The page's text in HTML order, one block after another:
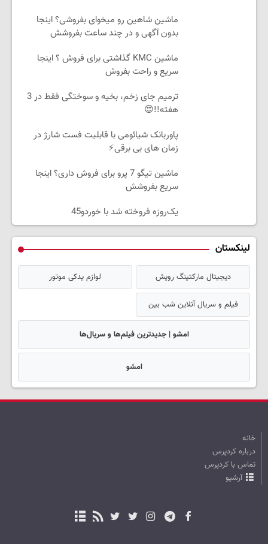
ماشین شاهین رو میخوای بفروشی؟ اینجا
بدون آگهی و در چند ساعت بفروشش
ماشین KMC گذاشتی برای فروش ؟ اینجا
سریع و راحت بفروش
ترمیم جای زخم، بخیه و سوختگی فقط در 3
هفته!!😍
پاوربانک شیائومی با قابلیت فست شارژ در
زمان های بی برقی⚡
ماشین تیگو 7 پرو برای فروش داری؟ اینجا
سریع بفروشش
یک‌روزه فروخته شد با خوردو45
لینکستان
دیجیتال مارکتینگ رویش لوازم یدکی موتور
فیلم و سریال آنلاین شب بین
امشو | جدیدترین فیلم‌ها و سریال‌ها
امشو
خانه
درباره کردپرس
تماس با کردپرس
آرشیو